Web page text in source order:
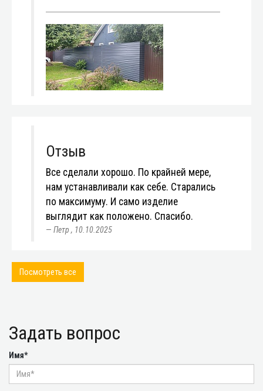
Отзыв
Все сделали хорошо. По крайней мере,
нам устанавливали как себе. Старались
по максимуму. И само изделие
выглядит как положено. Спасибо.
Петр , 10.10.2025
Посмотреть все
Задать вопрос
Имя*